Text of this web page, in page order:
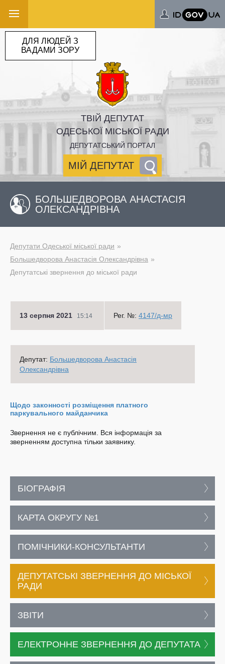
ТВІЙ ДЕПУТАТ
ОДЕСЬКОЇ МІСЬКОЇ РАДИ
ДЕПУТАТСЬКИЙ ПОРТАЛ
МІЙ ДЕПУТАТ
ДЛЯ ЛЮДЕЙ З
ВАДАМИ ЗОРУ
БОЛЬШЕДВОРОВА АНАСТАСІЯ
ОЛЕКСАНДРІВНА
Депутати Одеської міської ради
Большедворова Анастасія Олександрівна
Депутатські звернення до міської ради
13 серпня 2021 15:14 Рег. №: 4147/д-мр
Депутат: Большедворова Анастасія
Олександрівна
Щодо законності розміщення платного
паркувального майданчика
Звернення не є публічним. Вся інформація за
зверненням доступна тільки заявнику.
БІОГРАФІЯ
КАРТА ОКРУГУ №1
ПОМІЧНИКИ-КОНСУЛЬТАНТИ
ДЕПУТАТСЬКІ ЗВЕРНЕННЯ ДО МІСЬКОЇ
РАДИ
ЗВІТИ
ЕЛЕКТРОННЕ ЗВЕРНЕННЯ ДО ДЕПУТАТА